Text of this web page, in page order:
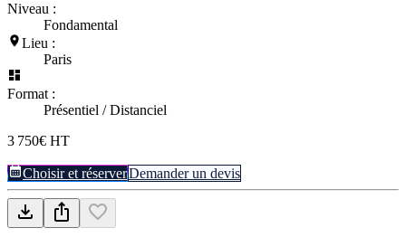
Niveau :
Fondamental
Lieu :
Paris
Format :
Présentiel / Distanciel
3 750€ HT
Choisir et réserverDemander un devis